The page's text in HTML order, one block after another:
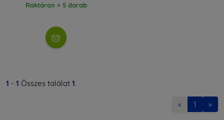
Raktáron > 5 darab
1 - 1 Összes találat 1.
« 1 »